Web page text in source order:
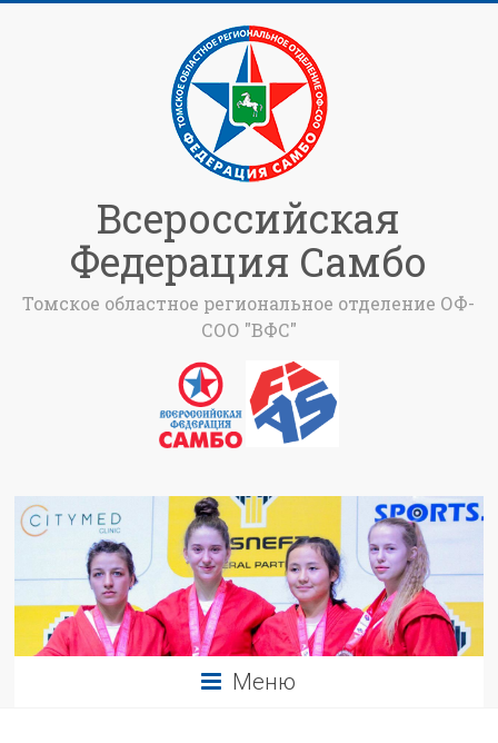
Всероссийская
Федерация Самбо
Томское областное региональное отделение ОФ-
СОО "ВФС"
Меню